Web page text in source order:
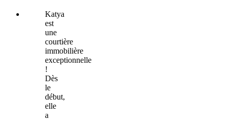
Katya
est
une
courtière
immobilière
exceptionnelle
!
Dès
le
début,
elle
a